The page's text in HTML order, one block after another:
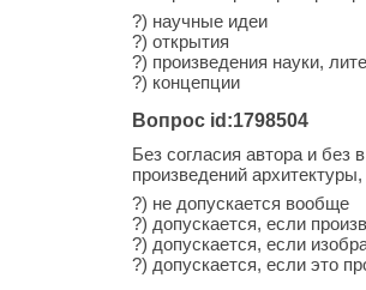
?) научные идеи
?) открытия
?) произведения науки,
?) концепции
Вопрос id:1798504
Без согласия автора и без
произведений
?) не допускается вообще
?) допускается, если
?) допускается, если
?) допускается, если это